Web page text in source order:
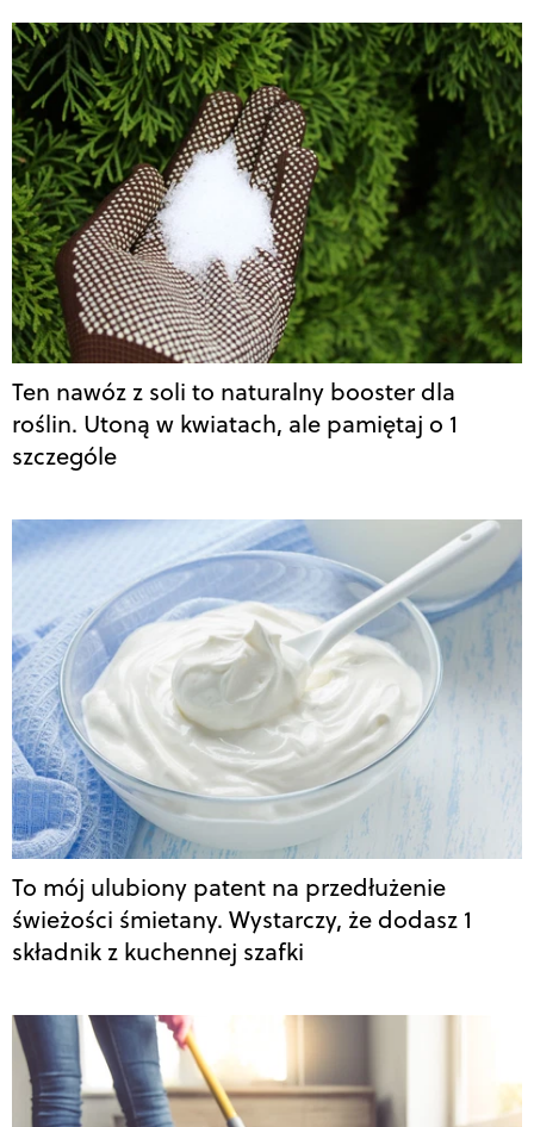
Ten nawóz z soli to naturalny booster dla
roślin. Utoną w kwiatach, ale pamiętaj o 1
szczególe
To mój ulubiony patent na przedłużenie
świeżości śmietany. Wystarczy, że dodasz 1
składnik z kuchennej szafki